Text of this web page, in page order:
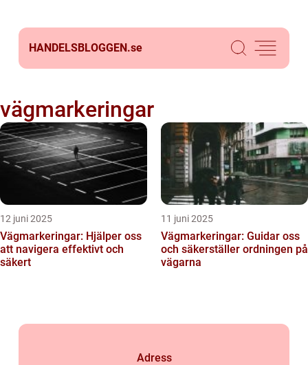
HANDELSBLOGGEN.se
vägmarkeringar
12 juni 2025
Vägmarkeringar: Hjälper oss
att navigera effektivt och
säkert
11 juni 2025
Vägmarkeringar: Guidar oss
och säkerställer ordningen på
vägarna
Adress